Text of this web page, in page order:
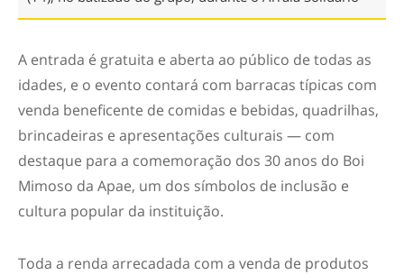
A entrada é gratuita e aberta ao público de todas as
idades, e o evento contará com barracas típicas com
venda beneficente de comidas e bebidas, quadrilhas,
brincadeiras e apresentações culturais — com
destaque para a comemoração dos 30 anos do Boi
Mimoso da Apae, um dos símbolos de inclusão e
cultura popular da instituição.
Toda a renda arrecadada com a venda de produtos